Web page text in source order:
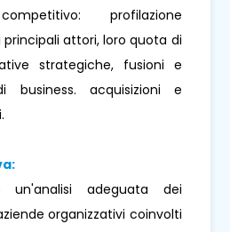
profilazione
attori, loro quota di
strategiche, fusioni e
business. acquisizioni e
adeguata dei
organizzativi coinvolti